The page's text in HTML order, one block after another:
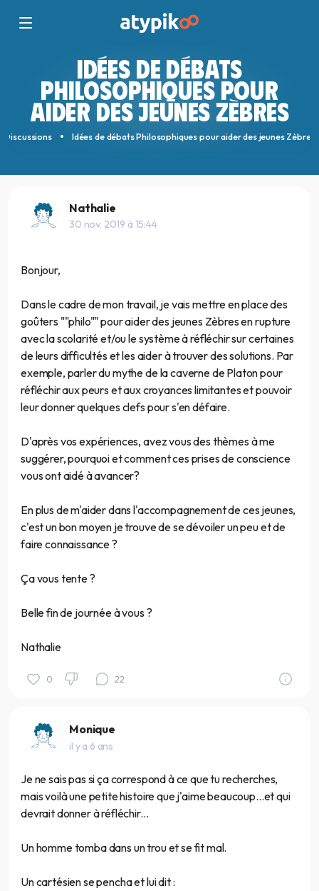
IDÉES DE DÉBATS
PHILOSOPHIQUES POUR
AIDER DES JEUNES ZÈBRES
Discussions Idées de débats Philosophiques pour aider des jeunes Zèbres
Nathalie
30 nov. 2019 à 15:44
Bonjour,
Dans le cadre de mon travail, je vais mettre en place des
goûters ""philo"" pour aider des jeunes Zèbres en rupture
avec la scolarité et/ou le système à réfléchir sur certaines
de leurs difficultés et les aider à trouver des solutions. Par
exemple, parler du mythe de la caverne de Platon pour
réfléchir aux peurs et aux croyances limitantes et pouvoir
leur donner quelques clefs pour s'en défaire.
D'après vos expériences, avez vous des thèmes à me
suggérer, pourquoi et comment ces prises de conscience
vous ont aidé à avancer?
En plus de m'aider dans l'accompagnement de ces jeunes,
c'est un bon moyen je trouve de se dévoiler un peu et de
faire connaissance ?
Ça vous tente ?
Belle fin de journée à vous ?
Nathalie
0 22
Monique
il y a 6 ans
Je ne sais pas si ça correspond à ce que tu recherches,
mais voilà une petite histoire que j'aime beaucoup...et qui
devrait donner à réfléchir...
Un homme tomba dans un trou et se fit mal.
Un cartésien se pencha et lui dit :